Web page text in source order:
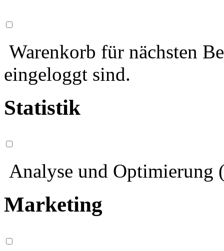
Warenkorb für nächsten
eingeloggt sind.
Statistik
Analyse und Optimierung
Marketing